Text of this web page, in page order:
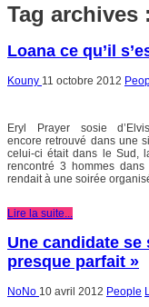
Tag archives :
Loana ce qu’il
Kouny 11 octobre 2012
Eryl Prayer sosie
encore retrouvé dans une
celui-ci était dans le Sud,
rencontré 3 hommes
rendait à une soirée
Lire la suite...
Une candidate
presque parfait »
NoNo 10 avril 2012 People